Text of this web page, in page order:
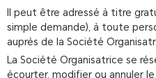
Il peut être adressé à titre
simple demande), à toute
auprès de la Société
La Société Organisatrice se
écourter, modifier ou annuler